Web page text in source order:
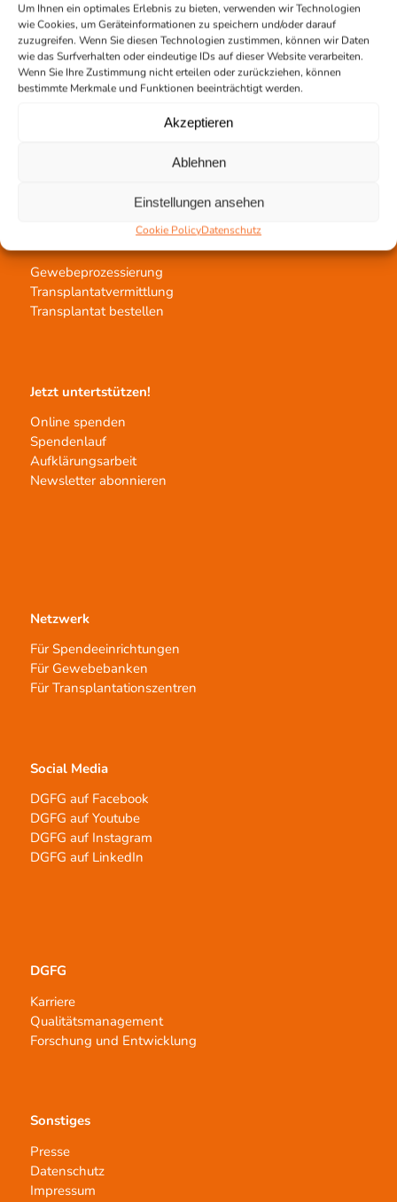
Um Ihnen ein optimales Erlebnis zu bieten, verwenden wir Technologien
wie Cookies, um Geräteinformationen zu speichern und/oder darauf
zuzugreifen. Wenn Sie diesen Technologien zustimmen, können wir Daten
wie das Surfverhalten oder eindeutige IDs auf dieser Website verarbeiten.
Wenn Sie Ihre Zustimmung nicht erteilen oder zurückziehen, können
bestimmte Merkmale und Funktionen beeinträchtigt werden.
Akzeptieren
Ablehnen
Einstellungen ansehen
Cookie PolicyDatenschutz
Kontakt
Team Hannover
Gewebetransplantation
Gewebeprozessierung
Transplantatvermittlung
Transplantat bestellen
Jetzt untertstützen!
Online spenden
Spendenlauf
Aufklärungsarbeit
Newsletter abonnieren
Netzwerk
Für Spendeeinrichtungen
Für Gewebebanken
Für Transplantationszentren
Social Media
DGFG auf Facebook
DGFG auf Youtube
DGFG auf Instagram
DGFG auf LinkedIn
DGFG
Karriere
Qualitätsmanagement
Forschung und Entwicklung
Sonstiges
Presse
Datenschutz
Impressum